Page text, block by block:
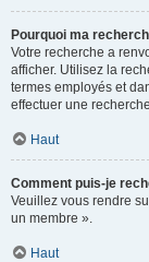
Pourquoi ma
Votre recherche a
afficher. Utilisez la
termes employés et
effectuer une
Haut
Comment puis-je
Veuillez vous rendre
un membre ».
Haut